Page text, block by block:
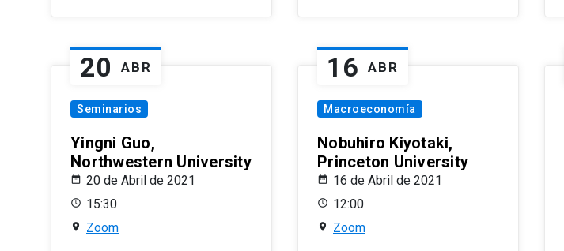
20 ABR
Seminarios
Yingni Guo,
Northwestern University
20 de Abril de 2021
15:30
Zoom
16 ABR
Macroeconomía
Nobuhiro Kiyotaki,
Princeton University
16 de Abril de 2021
12:00
Zoom